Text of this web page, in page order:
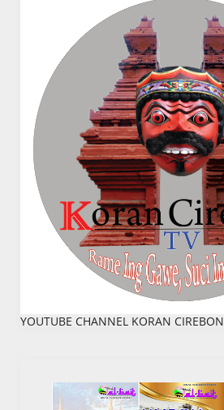
YOUTUBE CHANNEL KORAN CIREBON